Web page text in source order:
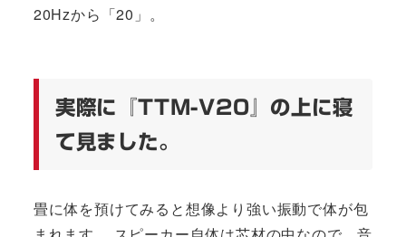
20Hzから「20」。
実際に『TTM-V20』の上に寝
て見ました。
畳に体を預けてみると想像より強い振動で体が包